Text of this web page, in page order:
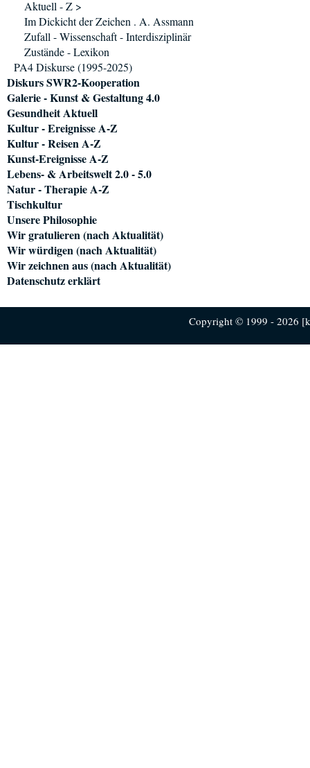
Aktuell - Z >
Im Dickicht der Zeichen . A. Assmann
Zufall - Wissenschaft - Interdisziplinär
Zustände - Lexikon
PA4 Diskurse (1995-2025)
Diskurs SWR2-Kooperation
Galerie - Kunst & Gestaltung 4.0
Gesundheit Aktuell
Kultur - Ereignisse A-Z
Kultur - Reisen A-Z
Kunst-Ereignisse A-Z
Lebens- & Arbeitswelt 2.0 - 5.0
Natur - Therapie A-Z
Tischkultur
Unsere Philosophie
Wir gratulieren (nach Aktualität)
Wir würdigen (nach Aktualität)
Wir zeichnen aus (nach Aktualität)
Datenschutz erklärt
Copyright © 1999 - 2026